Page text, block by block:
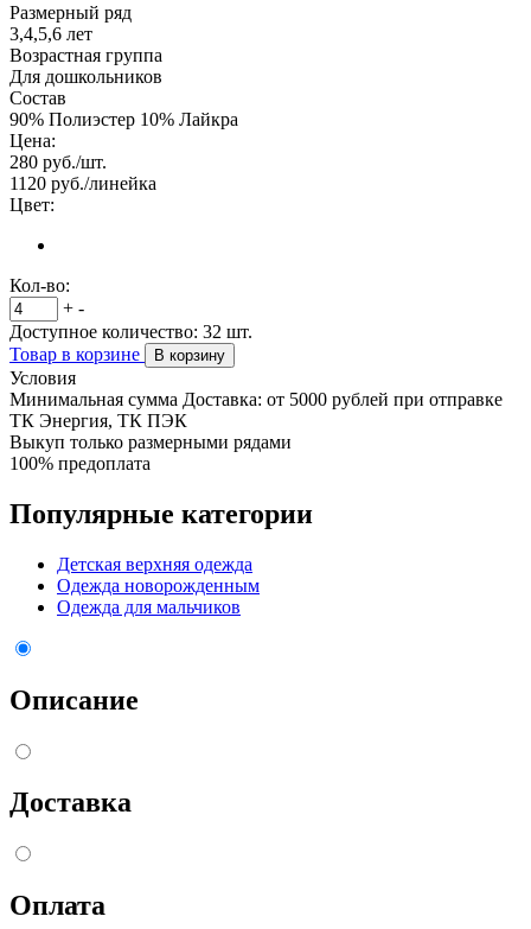
Размерный ряд
3,4,5,6 лет
Возрастная группа
Для дошкольников
Состав
90% Полиэстер 10% Лайкра
Цена:
280 руб./шт.
1120 руб./линейка
Цвет:
Кол-во:
+ -
Доступное количество: 32 шт.
Товар в корзине
В корзину
Условия
Минимальная сумма Доставка: от 5000 рублей при отправке
ТК Энергия, ТК ПЭК
Выкуп только размерными рядами
100% предоплата
Популярные категории
Детская верхняя одежда
Одежда новорожденным
Одежда для мальчиков
Описание
Доставка
Оплата